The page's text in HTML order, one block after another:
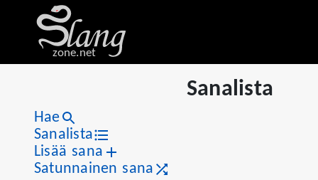
zone.net
Hae
Sanalista
Lisää sana
Satunnainen sana
Sanalista